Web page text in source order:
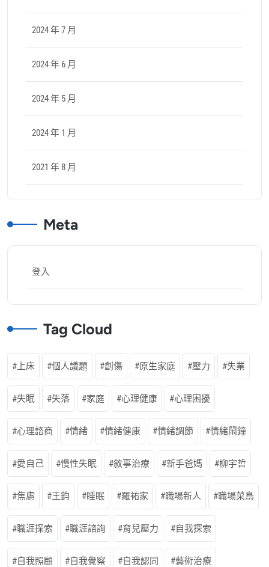
2024 年 7 月
2024 年 6 月
2024 年 5 月
2024 年 1 月
2021 年 8 月
Meta
登入
Tag Cloud
上床 個人議題 創傷 原生家庭 壓力 失業
失眠 失落 家庭 心理健康 心理困擾
心理諮商 情緒 情緒健康 情緒調節 情緒鬧鐘
愛自己 慢性失眠 敘事治療 新手爸媽 柳宇哲
焦慮 王鈞 睡眠 羅祐家 職場新人 職場菜鳥
職涯探索 職涯諮詢 育兒壓力 自我探索
自我照顧 自我覺察 自我認同 藝術治療